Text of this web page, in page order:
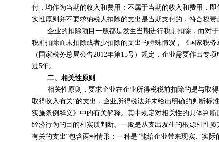
付，均作为当期的收入和费用；不属于当期的收入和费用，
实性原则并不要求纳税人扣除的支出是当期支付的，符合权责
企业的扣除项目一般都是发生当期进行税前扣除，而对
税前扣除而未扣除或者少扣除的支出的特殊情况，《国家税
（国家税务总局公告2012年第15号）规定，企业需要作出专
过5年。
二、相关性原则
相关性原则，要求企业在企业所得税税前扣除的是与取
取得收入有关”的支出，企业所得税法并未给出明确的判断标
实施条例释义》中的有关解释。其中规定对相关性的具体判
经济行为的目的和实质判断。一般是从支出发生的根源和性
有关的支出”包含两种情形：一种是“能给企业带来现实、实